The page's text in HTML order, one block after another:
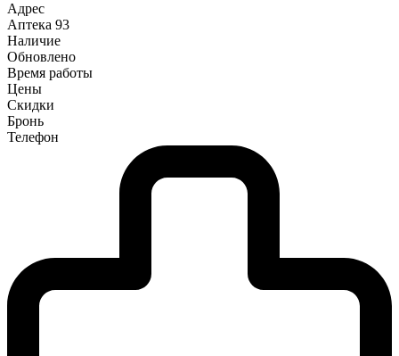
Адрес
Аптека 93
Наличие
Обновлено
Время работы
Цены
Скидки
Бронь
Телефон